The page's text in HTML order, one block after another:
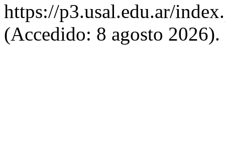
https://p3.usal.edu.ar/
(Accedido: 8 agosto 2026).